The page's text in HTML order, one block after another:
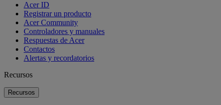
Acer ID
Registrar un producto
Acer Community
Controladores y manuales
Respuestas de Acer
Contactos
Alertas y recordatorios
Recursos
Recursos